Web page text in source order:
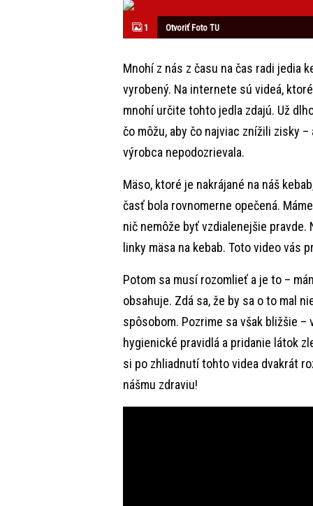
1 Otvoriť Foto TU
Mnohí z nás z času na čas radi jedia
vyrobený. Na internete sú videá,
mnohí určite tohto jedla zdajú. Už
čo môžu, aby čo najviac znížili zisky
výrobca nepodozrievala.
Mäso, ktoré je nakrájané na náš
časť bola rovnomerne opečená.
nič nemôže byť vzdialenejšie
linky mäsa na kebab. Toto video vás
Potom sa musí rozomlieť a je to –
obsahuje. Zdá sa, že by sa o to mal
spôsobom. Pozrime sa však bližšie
hygienické pravidlá a pridanie látok
si po zhliadnutí tohto videa dvakrát
nášmu zdraviu!